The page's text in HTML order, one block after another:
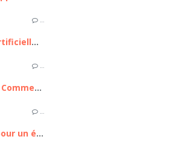
…
L’intelligence artificielle : bilan, enjeux et perspectives
…
Mac en panne ? Comment savoir s’il vaut mieux le réparer ou en acheter un neuf ?
…
Les dalles LED pour un éclairage écologique